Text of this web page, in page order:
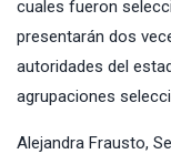
cuales fueron
presentarán dos
autoridades del
agrupaciones
Alejandra Frausto,